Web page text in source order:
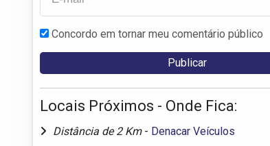
Concordo em tornar meu comentário público
Locais Próximos - Onde Fica:
Distância de 2 Km - Denacar Veículos